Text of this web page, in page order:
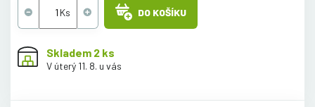
DO KOŠÍKU
Skladem 2 ks
V úterý 11. 8. u vás